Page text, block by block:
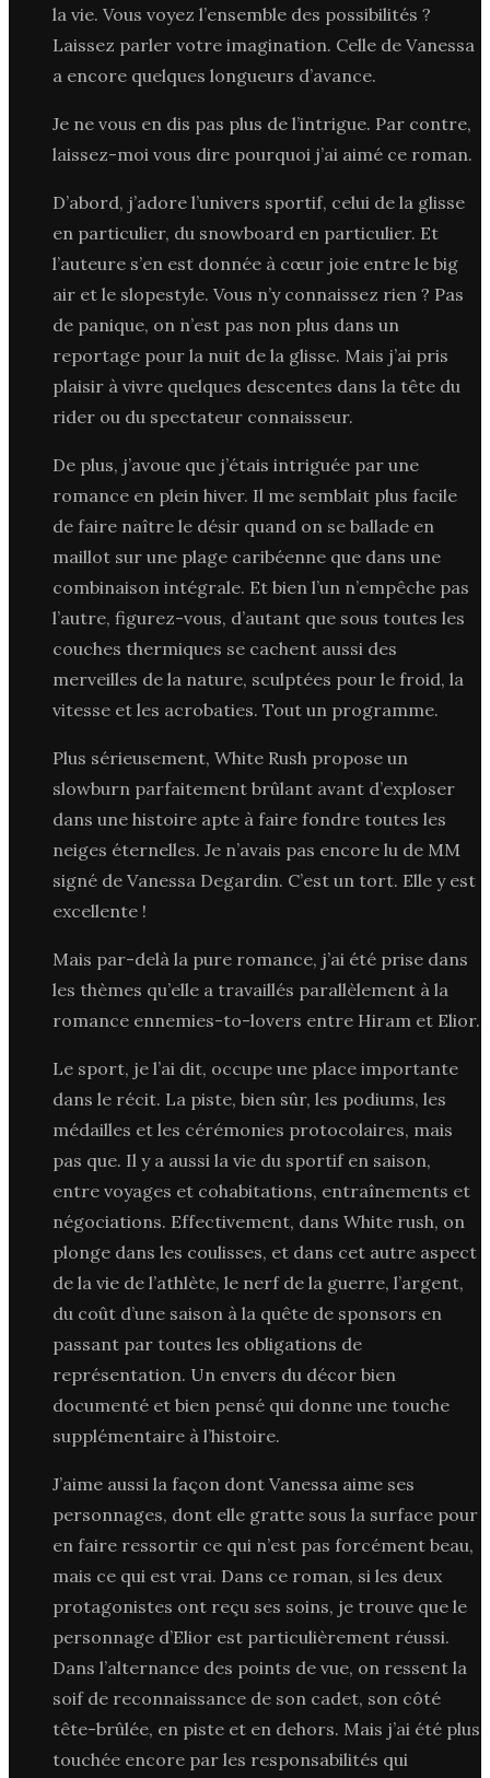
la vie. Vous voyez l’ensemble des possibilités ?
Laissez parler votre imagination. Celle de Vanessa
a encore quelques longueurs d’avance.
Je ne vous en dis pas plus de l’intrigue. Par contre,
laissez-moi vous dire pourquoi j’ai aimé ce roman.
D’abord, j’adore l’univers sportif, celui de la glisse
en particulier, du snowboard en particulier. Et
l’auteure s’en est donnée à cœur joie entre le big
air et le slopestyle. Vous n’y connaissez rien ? Pas
de panique, on n’est pas non plus dans un
reportage pour la nuit de la glisse. Mais j’ai pris
plaisir à vivre quelques descentes dans la tête du
rider ou du spectateur connaisseur.
De plus, j’avoue que j’étais intriguée par une
romance en plein hiver. Il me semblait plus facile
de faire naître le désir quand on se ballade en
maillot sur une plage caribéenne que dans une
combinaison intégrale. Et bien l’un n’empêche pas
l’autre, figurez-vous, d’autant que sous toutes les
couches thermiques se cachent aussi des
merveilles de la nature, sculptées pour le froid, la
vitesse et les acrobaties. Tout un programme.
Plus sérieusement, White Rush propose un
slowburn parfaitement brûlant avant d’exploser
dans une histoire apte à faire fondre toutes les
neiges éternelles. Je n’avais pas encore lu de MM
signé de Vanessa Degardin. C’est un tort. Elle y est
excellente !
Mais par-delà la pure romance, j’ai été prise dans
les thèmes qu’elle a travaillés parallèlement à la
romance ennemies-to-lovers entre Hiram et Elior.
Le sport, je l’ai dit, occupe une place importante
dans le récit. La piste, bien sûr, les podiums, les
médailles et les cérémonies protocolaires, mais
pas que. Il y a aussi la vie du sportif en saison,
entre voyages et cohabitations, entraînements et
négociations. Effectivement, dans White rush, on
plonge dans les coulisses, et dans cet autre aspect
de la vie de l’athlète, le nerf de la guerre, l’argent,
du coût d’une saison à la quête de sponsors en
passant par toutes les obligations de
représentation. Un envers du décor bien
documenté et bien pensé qui donne une touche
supplémentaire à l’histoire.
J’aime aussi la façon dont Vanessa aime ses
personnages, dont elle gratte sous la surface pour
en faire ressortir ce qui n’est pas forcément beau,
mais ce qui est vrai. Dans ce roman, si les deux
protagonistes ont reçu ses soins, je trouve que le
personnage d’Elior est particulièrement réussi.
Dans l’alternance des points de vue, on ressent la
soif de reconnaissance de son cadet, son côté
tête-brûlée, en piste et en dehors. Mais j’ai été plus
touchée encore par les responsabilités qui